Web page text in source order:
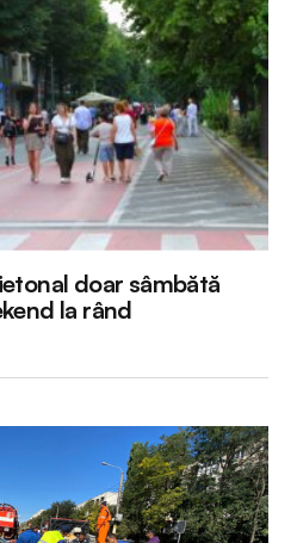
doar sâmbătă
la rând